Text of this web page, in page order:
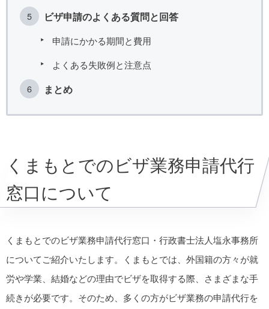
ビザ申請のよくある質問と回答
申請にかかる期間と費用
よくある失敗例と注意点
まとめ
くまもとでのビザ業務申請代行
窓口について
くまもとでのビザ業務申請代行窓口・行政書士法人塩永事務所
についてご紹介いたします。くまもとでは、外国籍の方々が就
労や学業、結婚などの理由でビザを取得する際、さまざまな手
続きが必要です。そのため、多くの方がビザ業務の申請代行を